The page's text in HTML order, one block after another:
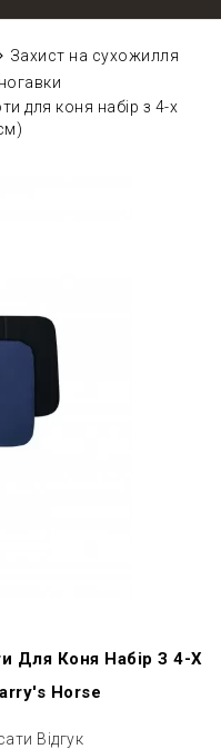
Захист на сухожилля
для коня набір з 4-х
Для Коня Набір З 4-Х
Horse
Відгук